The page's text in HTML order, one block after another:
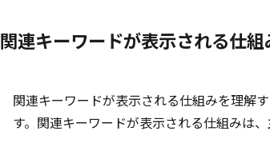
関連キーワードが表示される仕組
関連キーワードが表示される仕組みを理解
す。関連キーワードが表示される仕組みは